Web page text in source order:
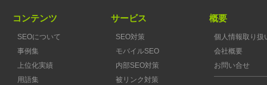
コンテンツ
SEOについて
事例集
上位化実績
用語集
サービス
SEO対策
モバイルSEO
内部SEO対策
被リンク対策
概要
個人情報取り扱
会社概要
お問い合せ